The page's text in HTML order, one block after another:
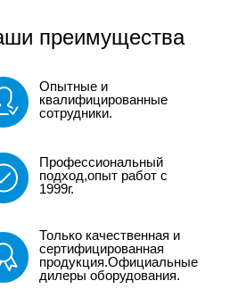
преимущества
Опытные и
квалифицированные
сотрудники.
Профессиональный
подход,опыт работ с
1999г.
Только качественная и
сертифицированная
продукция.Официальные
дилеры оборудования.